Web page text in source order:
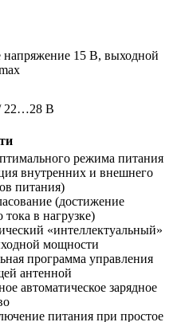
напряжение 15 В, выходной
22…28 В
режима питания
внутренних и внешнего
питания)
(достижение
тока в нагрузке)
«интеллектуальный»
мощности
программа управления
антенной
автоматическое зарядное
питания при простое